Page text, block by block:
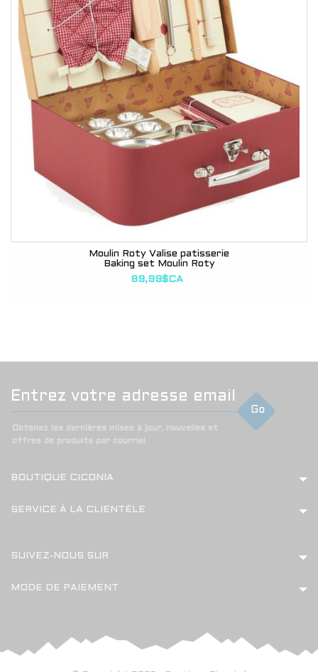
Moulin Roty Valise patisserie
Baking set Moulin Roty
89,99$CA
Go
Obtenez les dernières mises à jour, nouvelles et
offres de produits par courriel
BOUTIQUE CICONIA
SERVICE À LA CLIENTÈLE
SUIVEZ-NOUS SUR
MODE DE PAIEMENT